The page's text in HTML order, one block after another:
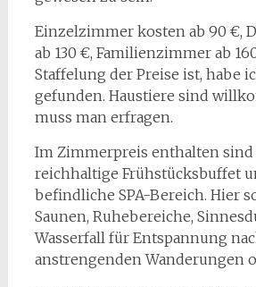
Einzelzimmer kosten ab 90 €,
ab 130 €, Familienzimmer ab
Staffelung der Preise ist, habe
gefunden. Haustiere sind
muss man erfragen.
Im Zimmerpreis enthalten sind
reichhaltige Frühstücksbuffet
befindliche SPA-Bereich. Hier
Saunen, Ruhebereiche,
Wasserfall für Entspannung
anstrengenden Wanderungen